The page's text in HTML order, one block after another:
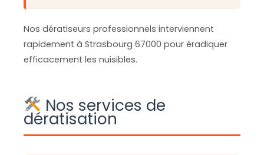
Nos dératiseurs professionnels interviennent
rapidement à Strasbourg 67000 pour éradiquer
efficacement les nuisibles.
Nos services de
dératisation